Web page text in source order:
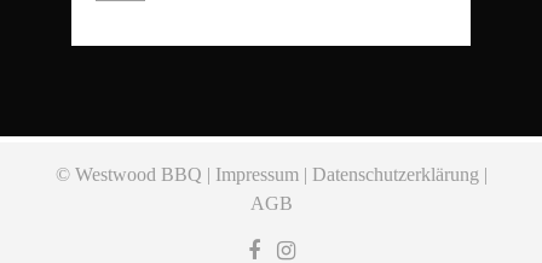
© Westwood BBQ | Impressum | Datenschutzerklärung |
AGB